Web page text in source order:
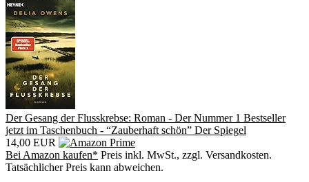
Der Gesang der Flusskrebse: Roman - Der Nummer 1 Bestseller
jetzt im Taschenbuch - “Zauberhaft schön” Der Spiegel
14,00 EUR
Bei Amazon kaufen* Preis inkl. MwSt., zzgl. Versandkosten.
Tatsächlicher Preis kann abweichen.